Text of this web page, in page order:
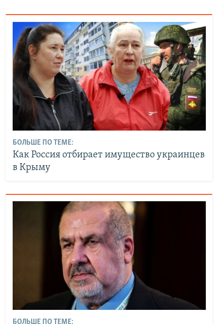
БОЛЬШЕ ПО ТЕМЕ:
Как Россия отбирает имущество украинцев
в Крыму
БОЛЬШЕ ПО ТЕМЕ: